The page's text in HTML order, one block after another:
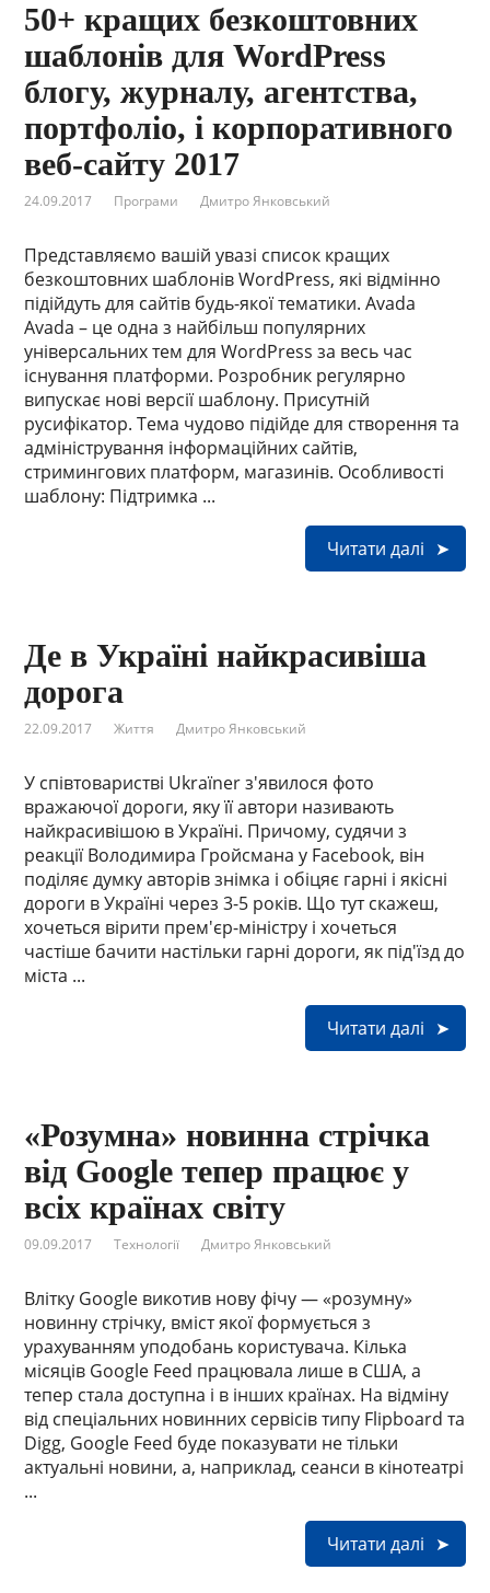
50+ кращих безкоштовних
шаблонів для WordPress
блогу, журналу, агентства,
портфоліо, і корпоративного
веб-сайту 2017
24.09.2017 Програми Дмитро Янковський
Представляємо вашій увазі список кращих
безкоштовних шаблонів WordPress, які відмінно
підійдуть для сайтів будь-якої тематики. Avada
Avada – це одна з найбільш популярних
універсальних тем для WordPress за весь час
існування платформи. Розробник регулярно
випускає нові версії шаблону. Присутній
русифікатор. Тема чудово підійде для створення та
адміністрування інформаційних сайтів,
стримингових платформ, магазинів. Особливості
шаблону: Підтримка ...
Читати далі
Де в Україні найкрасивіша
дорога
22.09.2017 Життя Дмитро Янковський
У співтоваристві Ukraїner з'явилося фото
вражаючої дороги, яку її автори називають
найкрасивішою в Україні. Причому, судячи з
реакції Володимира Гройсмана у Facebook, він
поділяє думку авторів знімка і обіцяє гарні і якісні
дороги в Україні через 3-5 років. Що тут скажеш,
хочеться вірити прем'єр-міністру і хочеться
частіше бачити настільки гарні дороги, як під'їзд до
міста ...
Читати далі
«Розумна» новинна стрічка
від Google тепер працює у
всіх країнах світу
09.09.2017 Технології Дмитро Янковський
Влітку Google викотив нову фічу — «розумну»
новинну стрічку, вміст якої формується з
урахуванням уподобань користувача. Кілька
місяців Google Feed працювала лише в США, а
тепер стала доступна і в інших країнах. На відміну
від спеціальних новинних сервісів типу Flipboard та
Digg, Google Feed буде показувати не тільки
актуальні новини, а, наприклад, сеанси в кінотеатрі
...
Читати далі